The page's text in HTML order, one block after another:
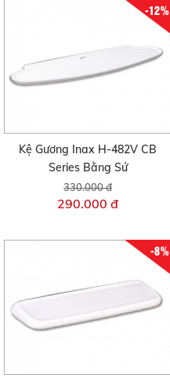
-12%
Kệ Gương Inax H-482V CB
Series Bằng Sứ
330.000 đ
290.000 đ
-8%